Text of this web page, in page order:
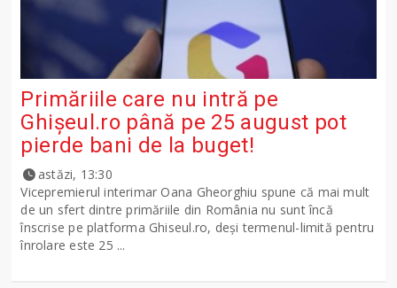
Primăriile care nu intră pe
Ghişeul.ro până pe 25 august pot
pierde bani de la buget!
astăzi, 13:30
Vicepremierul interimar Oana Gheorghiu spune că mai mult
de un sfert dintre primăriile din România nu sunt încă
înscrise pe platforma Ghiseul.ro, deși termenul-limită pentru
înrolare este 25 ...